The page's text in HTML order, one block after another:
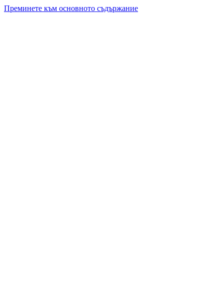
Преминете към основното съдържание